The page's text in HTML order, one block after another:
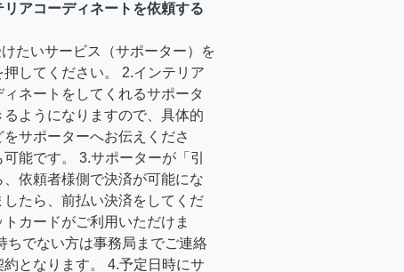
アコーディネートを依頼する
たいサービス（サポーター）を
してください。 2.インテリア
ネートをしてくれるサポータ
ようになりますので、具体的
サポーターへお伝えくださ
能です。 3.サポーターが「引
依頼者様側で決済が可能にな
たら、前払い決済をしてくだ
カードがご利用いただけま
ちでない方は事務局までご連絡
となります。 4.予定日時にサ